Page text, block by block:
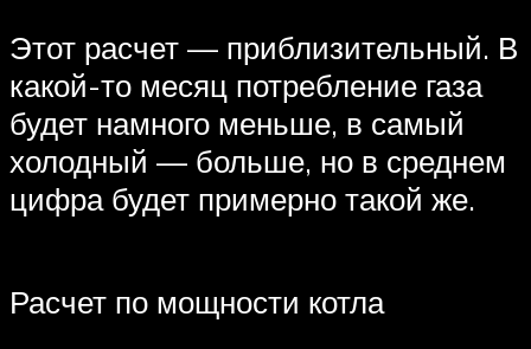
Этот расчет — приблизительный. В
какой-то месяц потребление газа
будет намного меньше, в самый
холодный — больше, но в среднем
цифра будет примерно такой же.
Расчет по мощности котла